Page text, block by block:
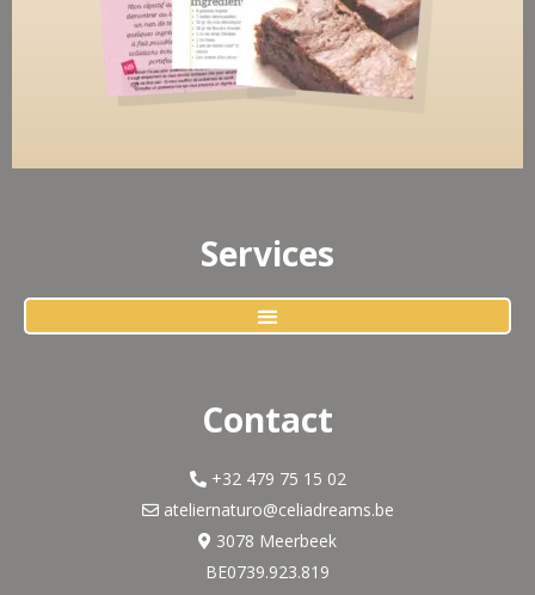
Services
Contact
+32 479 75 15 02
ateliernaturo@celiadreams.be
3078 Meerbeek
BE0739.923.819